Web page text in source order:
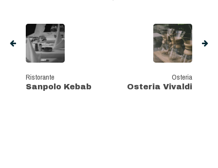
Ristorante
Sanpolo Kebab
Osteria
Osteria Vivaldi